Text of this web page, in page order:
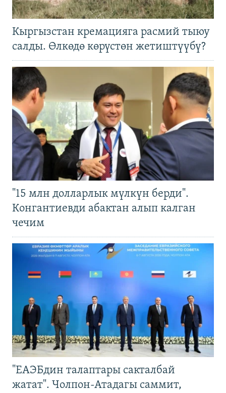
Кыргызстан кремацияга расмий тыюу
салды. Өлкөдө көрүстөн жетиштүүбү?
"15 млн долларлык мүлкүн берди".
Конгантиевди абактан алып калган
чечим
"ЕАЭБдин талаптары сакталбай
жатат". Чолпон-Атадагы саммит,